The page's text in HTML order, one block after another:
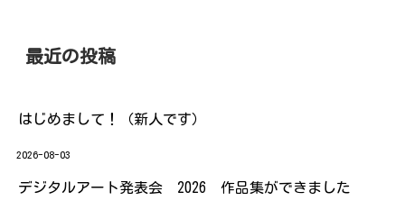
最近の投稿
はじめまして！（新人です）
2026-08-03
デジタルアート発表会 2026 作品集ができました